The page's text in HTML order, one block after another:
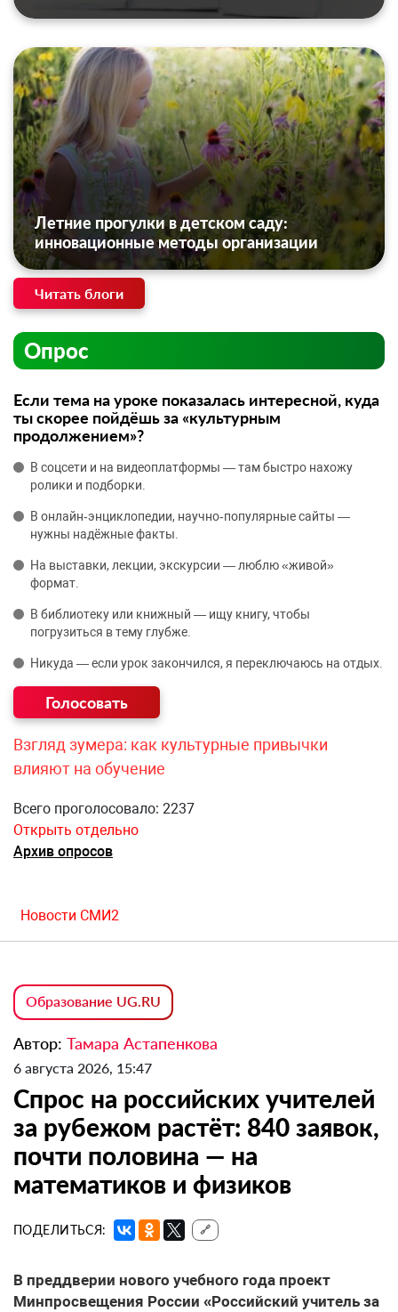
Летние прогулки в детском саду:
инновационные методы организации
Читать блоги
Опрос
Если тема на уроке показалась интересной, куда
ты скорее пойдёшь за «культурным
продолжением»?
В соцсети и на видеоплатформы — там быстро нахожу
ролики и подборки.
В онлайн‑энциклопедии, научно‑популярные сайты —
нужны надёжные факты.
На выставки, лекции, экскурсии — люблю «живой»
формат.
В библиотеку или книжный — ищу книгу, чтобы
погрузиться в тему глубже.
Никуда — если урок закончился, я переключаюсь на отдых.
Взгляд зумера: как культурные привычки
влияют на обучение
Всего проголосовало: 2237
Открыть отдельно
Архив опросов
Новости СМИ2
Образование UG.RU
Автор: Тамара Астапенкова
6 августа 2026, 15:47
Спрос на российских учителей
за рубежом растёт: 840 заявок,
почти половина — на
математиков и физиков
ПОДЕЛИТЬСЯ: 🔗
В преддверии нового учебного года проект
Минпросвещения России «Российский учитель за